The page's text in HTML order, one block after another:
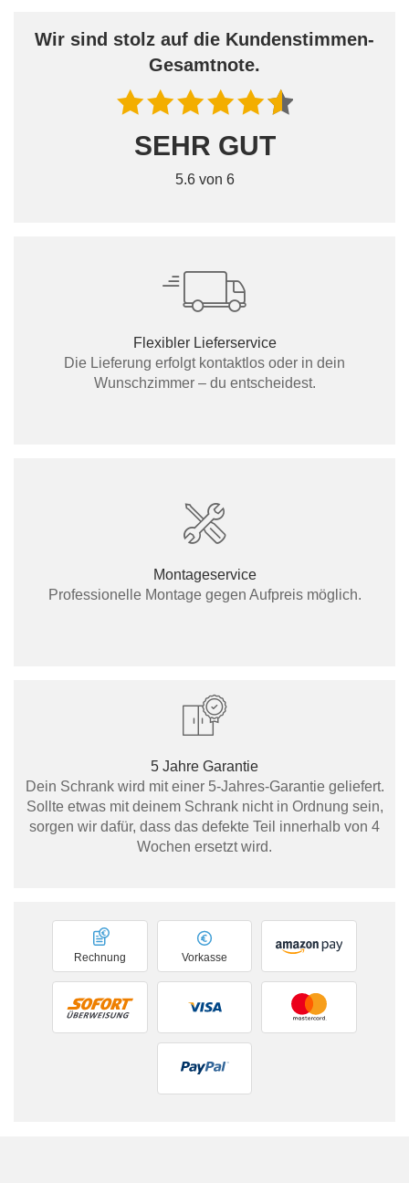
Wir sind stolz auf die Kundenstimmen-
Gesamtnote.
SEHR GUT
5.6 von 6
Flexibler Lieferservice
Die Lieferung erfolgt kontaktlos oder in dein
Wunschzimmer – du entscheidest.
Montageservice
Professionelle Montage gegen Aufpreis möglich.
5 Jahre Garantie
Dein Schrank wird mit einer 5-Jahres-Garantie geliefert.
Sollte etwas mit deinem Schrank nicht in Ordnung sein,
sorgen wir dafür, dass das defekte Teil innerhalb von 4
Wochen ersetzt wird.
Vorkasse
Rechnung